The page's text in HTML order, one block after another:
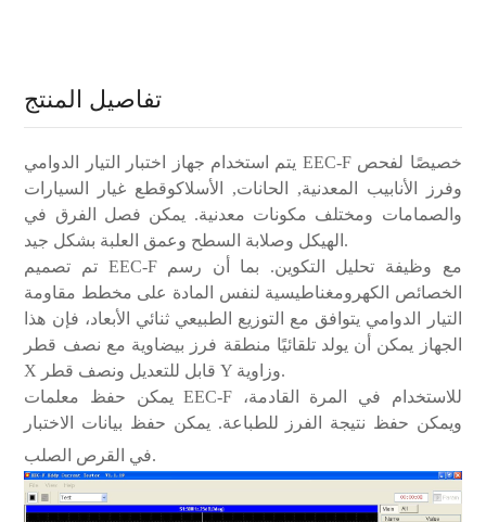
تفاصيل المنتج
يتم استخدام جهاز اختبار التيار الدوامي EEC-F خصيصًا لفحص
وفرز الأنابيب المعدنية, الحانات, الأسلاكوقطع غيار السيارات
والصمامات ومختلف مكونات معدنية. يمكن فصل الفرق في
الهيكل وصلابة السطح وعمق العلبة بشكل جيد.
تم تصميم EEC-F مع وظيفة تحليل التكوين. بما أن رسم
الخصائص الكهرومغناطيسية لنفس المادة على مخطط مقاومة
التيار الدوامي يتوافق مع التوزيع الطبيعي ثنائي الأبعاد، فإن هذا
الجهاز يمكن أن يولد تلقائيًا منطقة فرز بيضاوية مع نصف قطر
X قابل للتعديل ونصف قطر Y وزاوية.
يمكن حفظ معلمات EEC-F للاستخدام في المرة القادمة،
ويمكن حفظ نتيجة الفرز للطباعة. يمكن حفظ بيانات الاختبار
في القرص الصلب.